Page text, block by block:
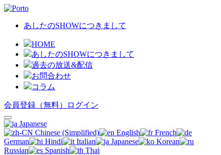
あしたのSHOWにつきまして
HOME
あしたのSHOWにつきまして
過去の放送&配信
お問合わせ
コラム
会員登録（無料） ログイン
Japanese
Chinese (Simplified)
English
French
German
Hindi Italian Japanese
Korean
Russian
Spanish Thai